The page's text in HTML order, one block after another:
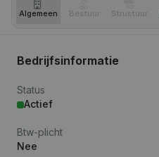
Algemeen Bestuur Structuur
Bedrijfsinformatie
Status
Actief
Btw-plicht
Nee